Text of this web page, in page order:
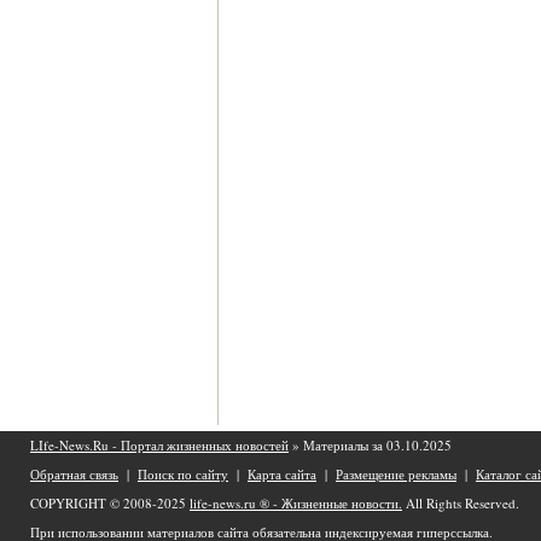
LIfe-News.Ru - Портал жизненных новостей » Материалы за 03.10.2025
Обратная связь | Поиск по сайту | Карта сайта | Размещение рекламы | Каталог
COPYRIGHT © 2008-2025 life-news.ru ® - Жизненные новости. All Rights Reserved.
При использовании материалов сайта обязательна индексируемая гиперссылка.